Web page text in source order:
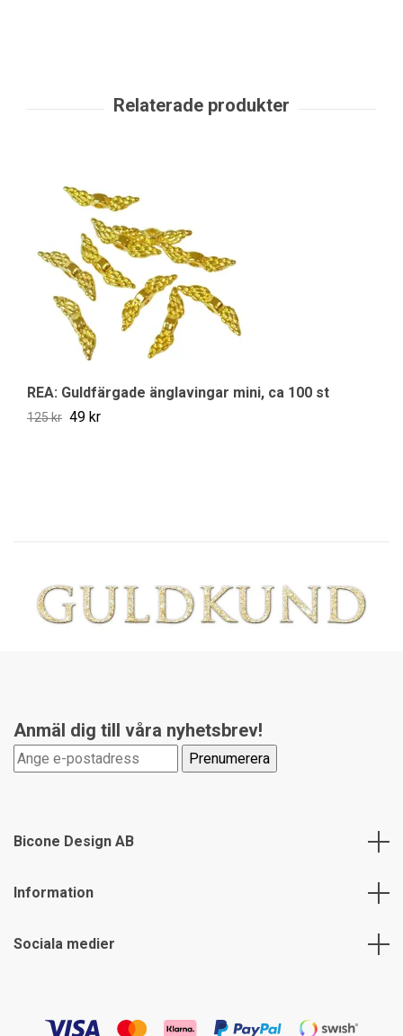
REA: Guldfärgade änglavingar mini, ca 100 st
125 kr 49 kr
Anmäl dig till våra nyhetsbrev!
Bicone Design AB
Information
Sociala medier